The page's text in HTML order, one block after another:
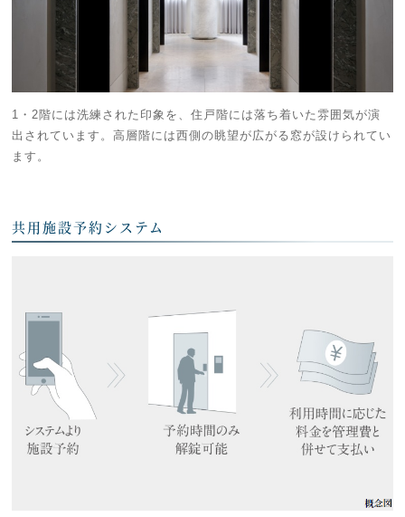
1・2階には洗練された印象を、住戸階には落ち着いた雰囲気が演
出されています。高層階には西側の眺望が広がる窓が設けられてい
ます。
共用施設予約システム